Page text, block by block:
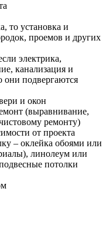
то установка и
проемов и других
электрика,
канализация и
они подвергаются
и окон
(выравнивание,
ремонту)
от проекта
– оклейка обоями или
линолеум или
потолки